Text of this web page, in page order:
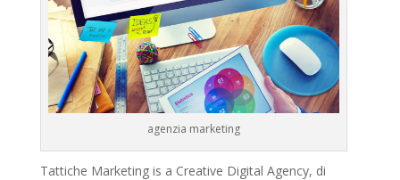
agenzia marketing
Tattiche Marketing is a Creative Digital Agency, di